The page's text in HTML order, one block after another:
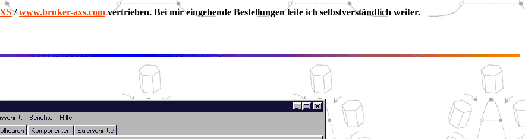
/www.bruker-axs.comvertrieben. Bei mir eingehende Bestellungen leite ich selbstverständlich weiter.